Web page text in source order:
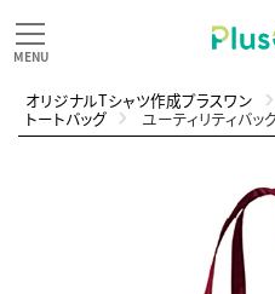
オリジナルTシャツ作成プラスワン
トートバッグ ユーティリティバッ